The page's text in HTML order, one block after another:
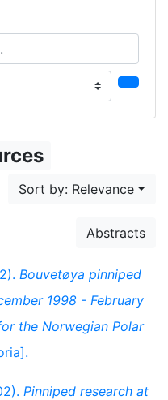
Sort by: Relevance
Abstracts
Bouvetøya pinniped
1998 - February
the Norwegian Polar
Pinniped research at